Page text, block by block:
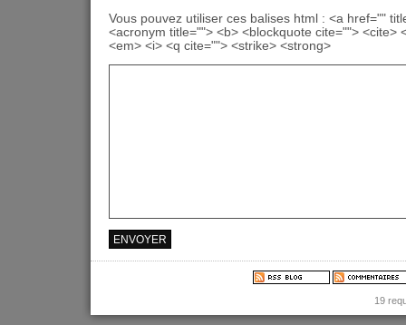
Vous pouvez utiliser ces balises html : <a href=""
<acronym title=""> <b> <blockquote cite=""> <cite>
<em> <i> <q cite=""> <strike> <strong>
19